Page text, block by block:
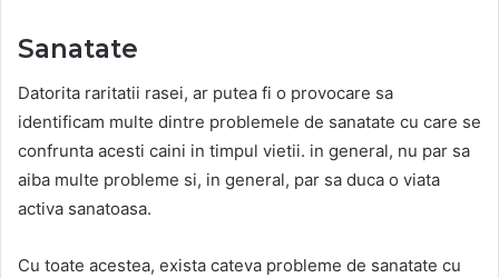
Sanatate
Datorita raritatii rasei, ar putea fi o provocare sa
identificam multe dintre problemele de sanatate cu care se
confrunta acesti caini in timpul vietii. in general, nu par sa
aiba multe probleme si, in general, par sa duca o viata
activa sanatoasa.
Cu toate acestea, exista cateva probleme de sanatate cu